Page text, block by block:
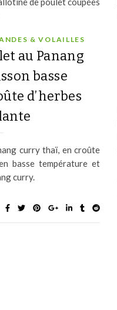
& VOLAILLES
au Panang
basse
d’herbes
curry thaï, en croûte
basse température et
curry.